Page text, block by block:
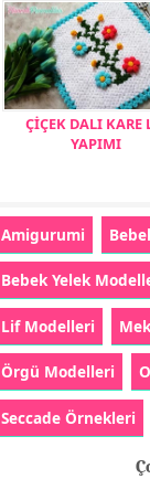
ÇİÇEK DALI KARE
YAPIMI
Amigurumi
Bebek Yelek
Lif Modelleri
Örgü Modelleri
Seccade Örnekleri